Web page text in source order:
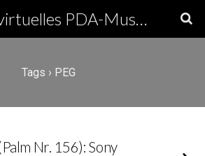
Olivers virtuelles PDA-Museum
Tags › PEG
Nr. 156): Sony